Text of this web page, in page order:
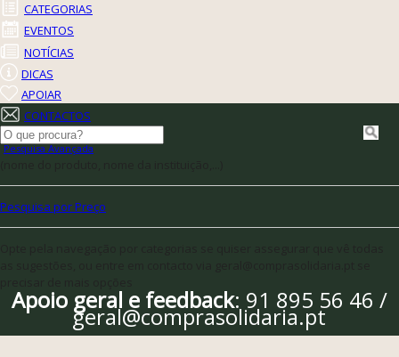
CATEGORIAS
EVENTOS
NOTÍCIAS
DICAS
APOIAR
CONTACTOS
Pesquisa Avançada
Pesquisa por Preço
Apoio geral e feedback: 91 895 56 46 /
geral@comprasolidaria.pt